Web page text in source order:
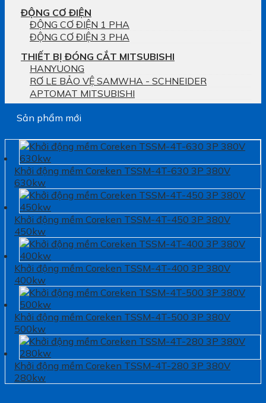
ĐỘNG CƠ ĐIỆN
ĐỘNG CƠ ĐIỆN 1 PHA
ĐỘNG CƠ ĐIỆN 3 PHA
THIẾT BỊ ĐÓNG CẮT MITSUBISHI
HANYUONG
RƠ LE BẢO VỆ SAMWHA - SCHNEIDER
APTOMAT MITSUBISHI
Sản phẩm mới
Khởi động mềm Coreken TSSM-4T-630 3P 380V
630kw
Khởi động mềm Coreken TSSM-4T-450 3P 380V
450kw
Khởi động mềm Coreken TSSM-4T-400 3P 380V
400kw
Khởi động mềm Coreken TSSM-4T-500 3P 380V
500kw
Khởi động mềm Coreken TSSM-4T-280 3P 380V
280kw